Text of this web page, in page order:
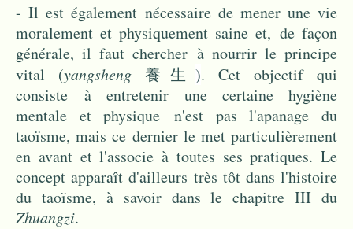
- Il est également nécessaire de mener une vie
moralement et physiquement saine et, de façon
générale, il faut chercher à nourrir le principe
vital (yangsheng 養生 ). Cet objectif qui
consiste à entretenir une certaine hygiène
mentale et physique n'est pas l'apanage du
taoïsme, mais ce dernier le met particulièrement
en avant et l'associe à toutes ses pratiques. Le
concept apparaît d'ailleurs très tôt dans l'histoire
du taoïsme, à savoir dans le chapitre III du
Zhuangzi.